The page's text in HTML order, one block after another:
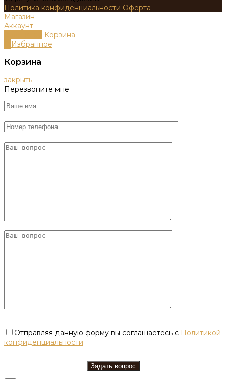
Политика конфиденциальности Оферта
Магазин
Аккаунт
Корзина
Избранное
Корзина
закрыть
Перезвоните мне
Отправляя данную форму вы соглашаетесь с Политикой
конфиденциальности